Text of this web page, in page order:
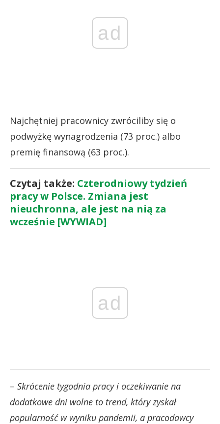
ad
Najchętniej pracownicy zwróciliby się o
podwyżkę wynagrodzenia (73 proc.) albo
premię finansową (63 proc.).
Czytaj także: Czterodniowy tydzień
pracy w Polsce. Zmiana jest
nieuchronna, ale jest na nią za
wcześnie [WYWIAD]
ad
– Skrócenie tygodnia pracy i oczekiwanie na
dodatkowe dni wolne to trend, który zyskał
popularność w wyniku pandemii, a pracodawcy